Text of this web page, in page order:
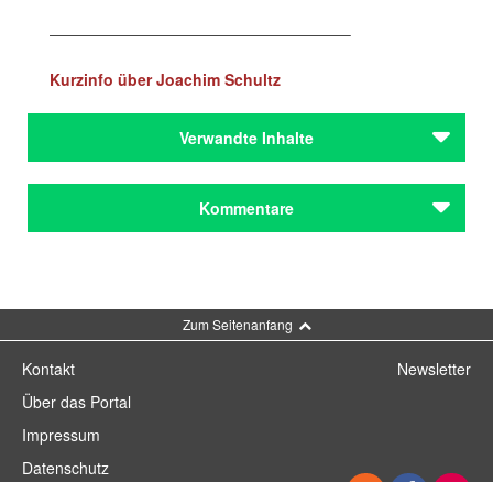
———————————————————–
Kurzinfo über Joachim Schultz
Verwandte Inhalte
Kommentare
Zum Seitenanfang
Kontakt
Über das Portal
Impressum
Datenschutz
Newsletter